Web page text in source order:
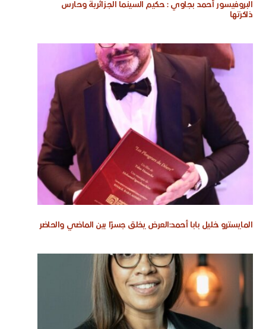
البروفيسور أحمد بجاوي : حكيم السينما الجزائرية وحارس
ذاكرتها
المايسترو خليل بابا أحمد:العرض يخلق جسرًا بين الماضي والحاضر